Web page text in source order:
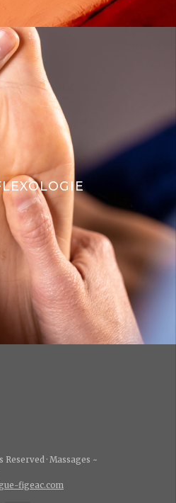
· Massages ~
figeac.com